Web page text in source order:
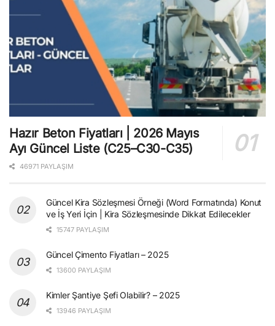
Hazır Beton Fiyatları | 2026 Mayıs
Ayı Güncel Liste (C25–C30-C35)
46971 PAYLAŞIM
Güncel Kira Sözleşmesi Örneği (Word Formatında) Konut
ve İş Yeri İçin | Kira Sözleşmesinde Dikkat Edilecekler
15747 PAYLAŞIM
Güncel Çimento Fiyatları – 2025
13600 PAYLAŞIM
Kimler Şantiye Şefi Olabilir? – 2025
13946 PAYLAŞIM